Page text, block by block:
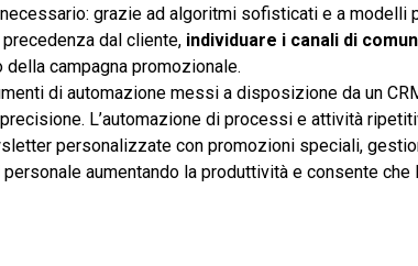
grazie ad algoritmi sofisticati e a
dal cliente, individuare i canali di
campagna promozionale.
di automazione messi a disposizione da un
L’automazione di processi e attività
personalizzate con promozioni speciali,
aumentando la produttività e consente